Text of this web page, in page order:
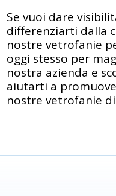
Se vuoi dare
differenziarti dalla
nostre vetrofanie
oggi stesso per
nostra azienda e
aiutarti a
nostre vetrofanie